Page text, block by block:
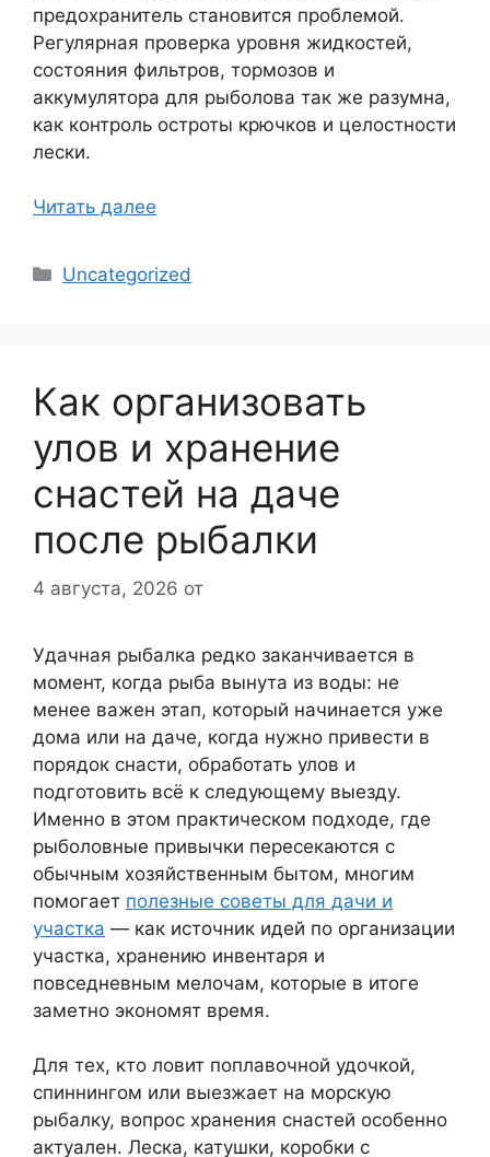
предохранитель становится проблемой.
Регулярная проверка уровня жидкостей,
состояния фильтров, тормозов и
аккумулятора для рыболова так же разумна,
как контроль остроты крючков и целостности
лески.
Читать далее
Рубрики
Uncategorized
Как организовать
улов и хранение
снастей на даче
после рыбалки
4 августа, 2026 от
Удачная рыбалка редко заканчивается в
момент, когда рыба вынута из воды: не
менее важен этап, который начинается уже
дома или на даче, когда нужно привести в
порядок снасти, обработать улов и
подготовить всё к следующему выезду.
Именно в этом практическом подходе, где
рыболовные привычки пересекаются с
обычным хозяйственным бытом, многим
помогает полезные советы для дачи и
участка — как источник идей по организации
участка, хранению инвентаря и
повседневным мелочам, которые в итоге
заметно экономят время.
Для тех, кто ловит поплавочной удочкой,
спиннингом или выезжает на морскую
рыбалку, вопрос хранения снастей особенно
актуален. Леска, катушки, коробки с